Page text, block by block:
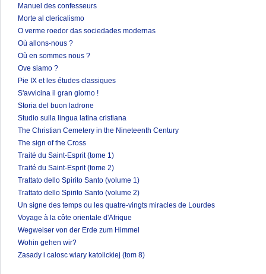
Manuel des confesseurs
Morte al clericalismo
O verme roedor das sociedades modernas
Où allons-nous ?
Où en sommes nous ?
Ove siamo ?
Pie IX et les études classiques
S'avvicina il gran giorno !
Storia del buon ladrone
Studio sulla lingua latina cristiana
The Christian Cemetery in the Nineteenth Century
The sign of the Cross
Traité du Saint-Esprit (tome 1)
Traité du Saint-Esprit (tome 2)
Trattato dello Spirito Santo (volume 1)
Trattato dello Spirito Santo (volume 2)
Un signe des temps ou les quatre-vingts miracles de Lourdes
Voyage à la côte orientale d'Afrique
Wegweiser von der Erde zum Himmel
Wohin gehen wir?
Zasady i calosc wiary katolickiej (tom 8)